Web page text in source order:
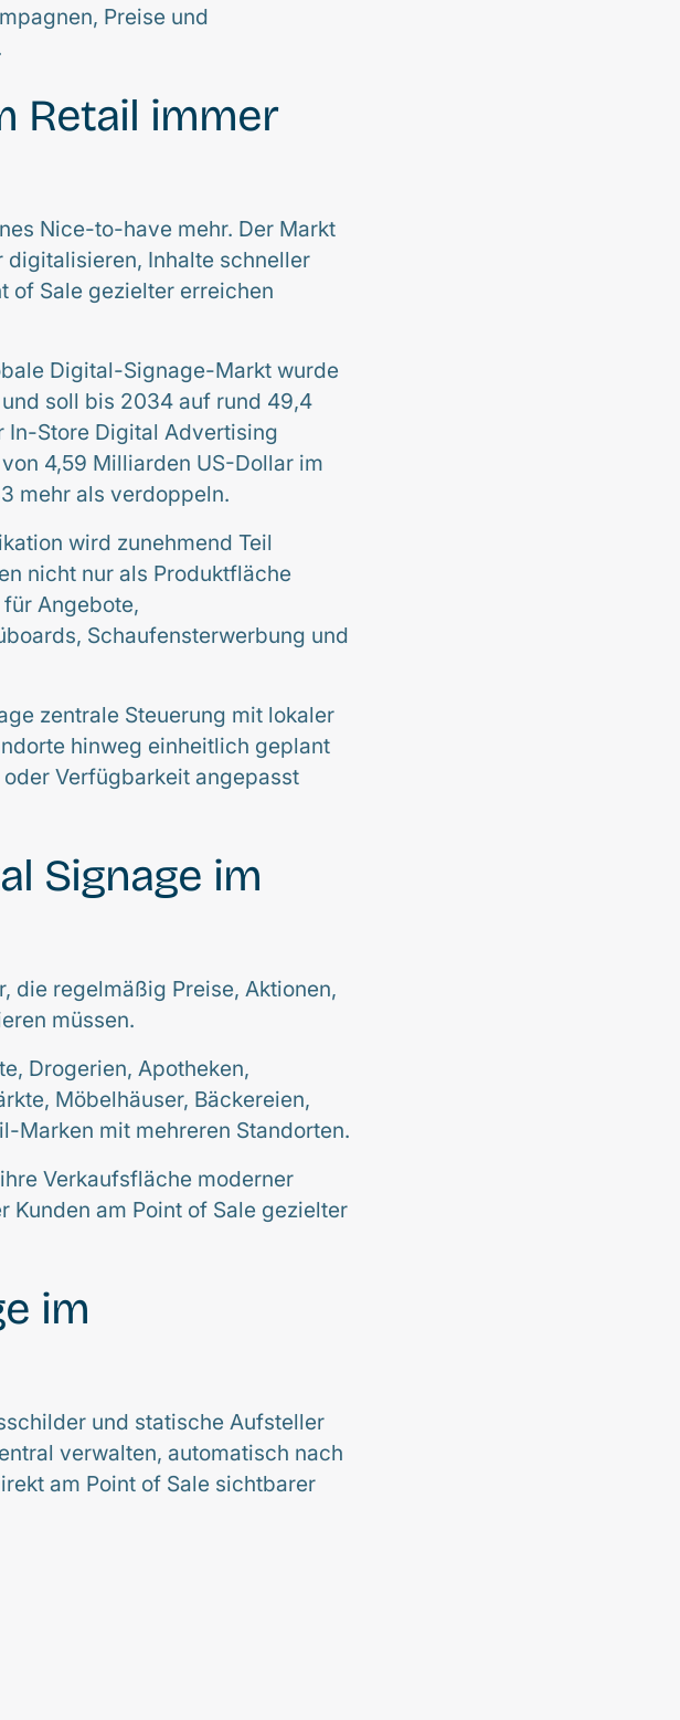
Preise und
Retail immer
Nice-to-have mehr. Der Markt
Inhalte schneller
of Sale gezielter erreichen
Digital-Signage-Markt wurde
soll bis 2034 auf rund 49,4
In-Store Digital Advertising
4,59 Milliarden US-Dollar im
mehr als verdoppeln.
wird zunehmend Teil
nicht nur als Produktfläche
Angebote,
Schaufensterwerbung und
zentrale Steuerung mit lokaler
hinweg einheitlich geplant
Verfügbarkeit angepasst
Signage im
die regelmäßig Preise, Aktionen,
müssen.
Drogerien, Apotheken,
Möbelhäuser, Bäckereien,
Marken mit mehreren Standorten.
Verkaufsfläche moderner
am Point of Sale gezielter
im
und statische Aufsteller
verwalten, automatisch nach
am Point of Sale sichtbarer